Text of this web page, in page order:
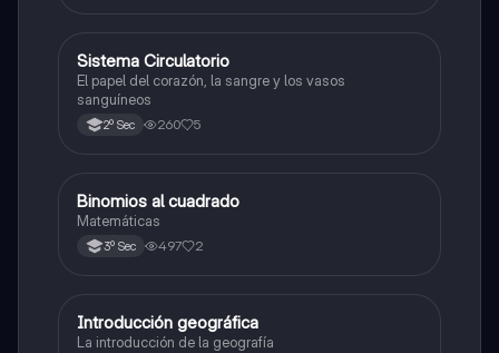
Otros
Sistema Circulatorio
El papel del corazón, la sangre y los vasos
sanguíneos
2º Sec 260 5
Otros
Binomios al cuadrado
Matemáticas
3º Sec 497 2
Otros
Introducción geográfica
La introducción de la geografía